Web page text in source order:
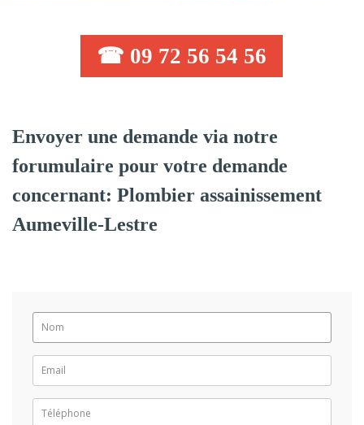
☎ 09 72 56 54 56
Envoyer une demande via notre
forumulaire pour votre demande
concernant: Plombier assainissement
Aumeville-Lestre